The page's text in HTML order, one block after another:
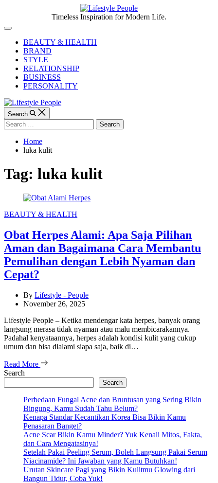
content
People
Timeless Inspiration for Modern Life.
Off
CanvasBEAUTY & HEALTH
BRAND
STYLE
RELATIONSHIP
BUSINESS
PERSONALITY
Search
Search
for:
Home
luka kulit
Tag: luka kulit
Categories
BEAUTY & HEALTH
Obat Herpes Alami: Apa Saja Pilihan
Aman dan Bagaimana Cara Membantu
Pemulihan dengan Lebih Nyaman dan
Cepat?
By Lifestyle - People
November 26, 2025
Lifestyle People – Ketika mendengar kata herpes, banyak orang
langsung merasa tidak nyaman atau malu membicarakannya.
Padahal kenyataannya, herpes adalah kondisi kulit yang cukup
umum dan bisa dialami siapa saja, baik di…
Read More
Search
Search
Perbedaan Fungal Acne dan Bruntusan yang Sering Bikin
Bingung, Kamu Sudah Tahu Belum?
Kenapa Standar Kecantikan Korea Bisa Bikin Kamu
Penasaran Banget?
Acne Scar Bikin Kamu Minder? Yuk Kenali Mitos, Fakta,
dan Cara Mengatasinya!
Setelah Pakai Peeling Serum, Boleh Langsung Pakai Serum
Niacinamide? Ini Jawaban yang Kamu Butuhkan!
Urutan Skincare Pagi yang Bikin Kulitmu Glowing dari
Bangun Tidur, Coba Yuk!